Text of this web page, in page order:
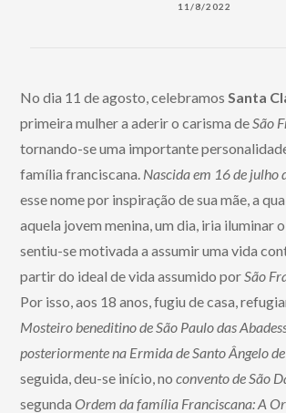
11/8/2022
No dia 11 de agosto, celebramos Santa
primeira mulher a aderir o carisma deSão
tornando-se uma importante
família franciscana. Nascida em 16 de julho
esse nome por inspiração de sua mãe, a
aquela jovem menina, um dia, iria iluminar
sentiu-se motivada a assumir uma vida
partir do ideal de vida assumido porSão
Por isso, aos 18 anos, fugiu de casa,
Mosteiro beneditino de São Paulo das
posteriormente na Ermida de Santo Ângelo
seguida, deu-se início, noconvento de São
segunda Ordem da família Franciscana: A